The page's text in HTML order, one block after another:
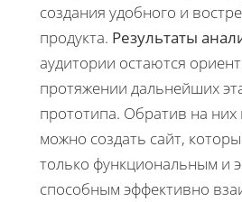
создания удобного и
продукта. Результаты
аудитории остаются
протяжении дальнейших
прототипа. Обратив на
можно создать сайт,
только функциональным и
способным эффективно